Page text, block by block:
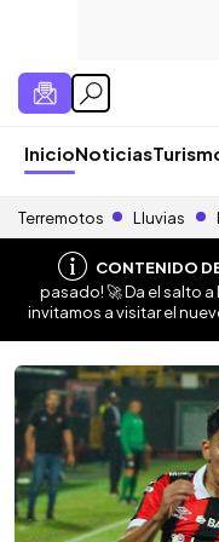
InicioNoticias
Terremotos Lluvias
CONTENIDO
pasado! 🚀 Da el salto
invitamos a visitar el